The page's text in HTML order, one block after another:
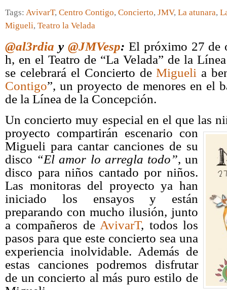
Tags: AvivarT, Centro Contigo, Concierto, JMV, La atunara,
Migueli, Teatro la Velada
@al3rdia y @JMVesp: El próximo 27 de
h, en el Teatro de “La Velada” de la
se celebrará el Concierto deMigueli a
Contigo”, un proyecto de menores en el
de la Línea de la Concepción.
Un concierto muy especial en el que las
proyecto compartirán escenario con
Migueli para cantar canciones de su
disco “El amor lo arregla todo”, un
disco para niños cantado por niños.
Las monitoras del proyecto ya han
iniciado los ensayos y están
preparando con mucho ilusión, junto
a compañeros de AvivarT, todos los
pasos para que este concierto sea una
experiencia inolvidable. Además de
estas canciones podremos disfrutar
de un concierto al más puro estilo de